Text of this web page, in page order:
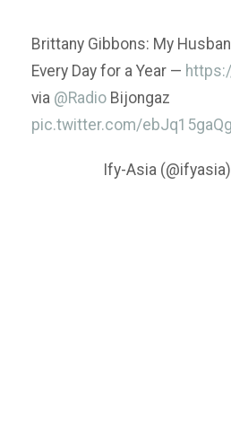
Brittany Gibbons: My
Every Day for a Year —
via @Radio Bijongaz
pic.twitter.com/ebJq15gaQg